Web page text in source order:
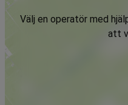
Välj en operatör med
att